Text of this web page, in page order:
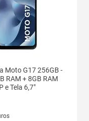
Moto G17 256GB -
RAM + 8GB RAM
e Tela 6,7"